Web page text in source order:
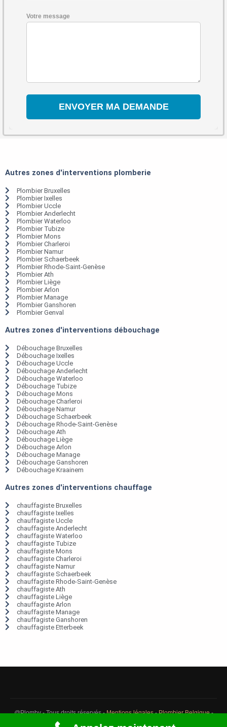
Votre message
Autres zones d'interventions plomberie
Plombier Bruxelles
Plombier Ixelles
Plombier Uccle
Plombier Anderlecht
Plombier Waterloo
Plombier Tubize
Plombier Mons
Plombier Charleroi
Plombier Namur
Plombier Schaerbeek
Plombier Rhode-Saint-Genèse
Plombier Ath
Plombier Liège
Plombier Arlon
Plombier Manage
Plombier Ganshoren
Plombier Genval
Autres zones d'interventions débouchage
Débouchage Bruxelles
Débouchage Ixelles
Débouchage Uccle
Débouchage Anderlecht
Débouchage Waterloo
Débouchage Tubize
Débouchage Mons
Débouchage Charleroi
Débouchage Namur
Débouchage Schaerbeek
Débouchage Rhode-Saint-Genèse
Débouchage Ath
Débouchage Liège
Débouchage Arlon
Débouchage Manage
Débouchage Ganshoren
Débouchage Kraainem
Autres zones d'interventions chauffage
chauffagiste Bruxelles
chauffagiste Ixelles
chauffagiste Uccle
chauffagiste Anderlecht
chauffagiste Waterloo
chauffagiste Tubize
chauffagiste Mons
chauffagiste Charleroi
chauffagiste Namur
chauffagiste Schaerbeek
chauffagiste Rhode-Saint-Genèse
chauffagiste Ath
chauffagiste Liège
chauffagiste Arlon
chauffagiste Manage
chauffagiste Ganshoren
chauffagiste Etterbeek
@Plomby - Tous droits réservés -Mentions légales-Plombier Belgique-
Débouchage Belgique